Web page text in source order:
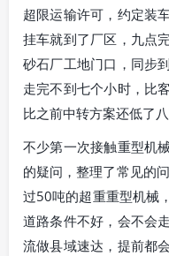
超限运输许可，约定装
挂车就到了厂区，九点
砂石厂工地门口，同步
走完不到七个小时，比
比之前中转方案还低了八
不少第一次接触重型机
的疑问，整理了常见的
过50吨的超重重型机械
道路条件不好，会不会
流做县域速达，提前都